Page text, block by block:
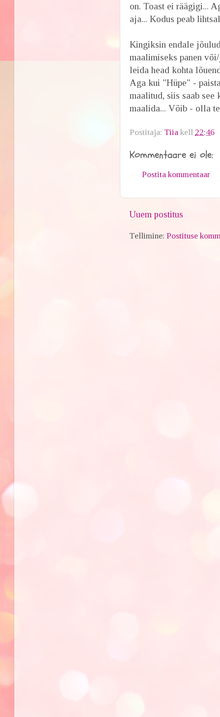
on. Toast ei räägigi...
aja... Kodus peab
Kingiksin endale
maalimiseks panen
leida head kohta
Aga kui "Hüpe" -
maalitud, siis saab see
maalida... Võib - olla
Postitaja: Tiia kell 22:46
Kommentaare ei ole:
Postita kommentaar
Uuem postitus
Tellimine:Postituse